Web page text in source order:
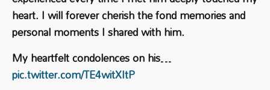
heart. I will forever cherish the fond memories and
personal moments I shared with him.
My heartfelt condolences on his…
pic.twitter.com/TE4witXItP